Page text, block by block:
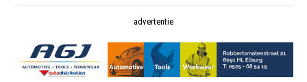
advertentie